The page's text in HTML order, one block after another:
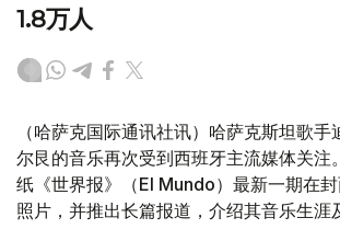
1.8万人
（哈萨克国际通讯社讯）哈萨克斯坦歌手
尔艮的音乐再次受到西班牙主流媒体关注
纸《世界报》（El Mundo）最新一期在
照片，并推出长篇报道，介绍其音乐生涯